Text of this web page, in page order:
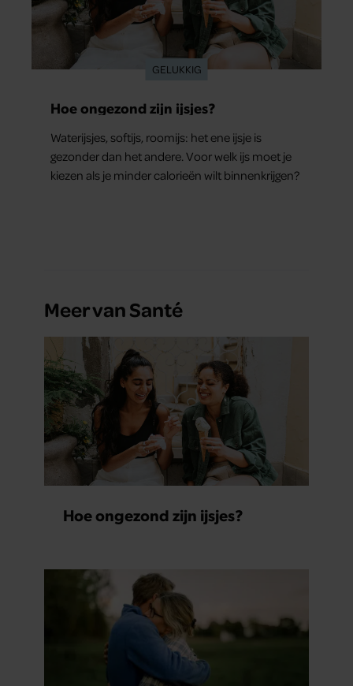
partners kunnen deze gegevens combineren met andere
informatie die u aan ze heeft verstrekt of die ze hebben
verzameld op basis van uw gebruik van hun services. U
gaat akkoord met onze cookies als u onze website blijft
GELUKKIG
Hoe ongezond zijn ijsjes?
Waterijsjes, softijs, roomijs: het ene ijsje is
gezonder dan het andere. Voor welk ijs moet je
kiezen als je minder calorieën wilt binnenkrijgen?
Meer van Santé
Hoe ongezond zijn ijsjes?